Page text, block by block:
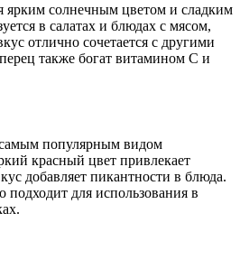
ярким солнечным цветом и сладким
в салатах и блюдах с мясом,
отлично сочетается с другими
также богат витамином С и
популярным видом
красный цвет привлекает
добавляет пикантности в блюда.
для использования в